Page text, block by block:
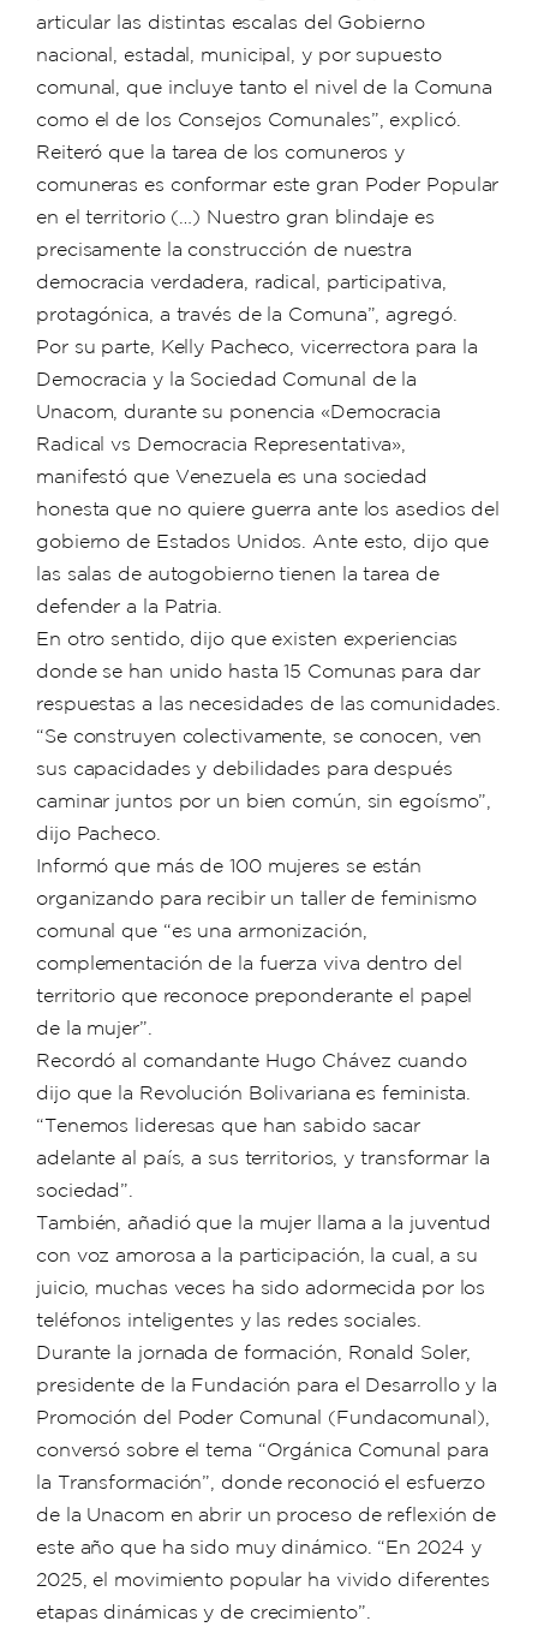
articular las distintas escalas del Gobierno
nacional, estadal, municipal, y por supuesto
comunal, que incluye tanto el nivel de la Comuna
como el de los Consejos Comunales”, explicó.
Reiteró que la tarea de los comuneros y
comuneras es conformar este gran Poder Popular
en el territorio (…) Nuestro gran blindaje es
precisamente la construcción de nuestra
democracia verdadera, radical, participativa,
protagónica, a través de la Comuna”, agregó.
Por su parte, Kelly Pacheco, vicerrectora para la
Democracia y la Sociedad Comunal de la
Unacom, durante su ponencia «Democracia
Radical vs Democracia Representativa»,
manifestó que Venezuela es una sociedad
honesta que no quiere guerra ante los asedios del
gobierno de Estados Unidos. Ante esto, dijo que
las salas de autogobierno tienen la tarea de
defender a la Patria.
En otro sentido, dijo que existen experiencias
donde se han unido hasta 15 Comunas para dar
respuestas a las necesidades de las comunidades.
“Se construyen colectivamente, se conocen, ven
sus capacidades y debilidades para después
caminar juntos por un bien común, sin egoísmo”,
dijo Pacheco.
Informó que más de 100 mujeres se están
organizando para recibir un taller de feminismo
comunal que “es una armonización,
complementación de la fuerza viva dentro del
territorio que reconoce preponderante el papel
de la mujer”.
Recordó al comandante Hugo Chávez cuando
dijo que la Revolución Bolivariana es feminista.
“Tenemos lideresas que han sabido sacar
adelante al país, a sus territorios, y transformar la
sociedad”.
También, añadió que la mujer llama a la juventud
con voz amorosa a la participación, la cual, a su
juicio, muchas veces ha sido adormecida por los
teléfonos inteligentes y las redes sociales.
Durante la jornada de formación, Ronald Soler,
presidente de la Fundación para el Desarrollo y la
Promoción del Poder Comunal (Fundacomunal),
conversó sobre el tema “Orgánica Comunal para
la Transformación”, donde reconoció el esfuerzo
de la Unacom en abrir un proceso de reflexión de
este año que ha sido muy dinámico. “En 2024 y
2025, el movimiento popular ha vivido diferentes
etapas dinámicas y de crecimiento”.